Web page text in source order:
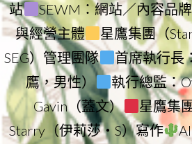
站
SEWM：網站／內容品牌
與經營主體
星鷹集團（
SEG）管理團隊
首席執行長
鷹，男性）
執行總監：
Gavin（蓋文）
星鷹集
Starry（伊莉莎・S）寫作